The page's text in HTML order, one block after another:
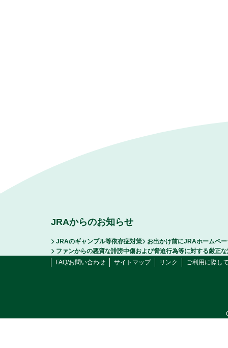
JRAからのお知らせ
JRAのギャンブル等依存症対策
お出かけ前にJRAホームペ
ファンからの悪質な誹謗中傷および脅迫行為等に対する厳正
FAQ/お問い合わせ
サイトマップ リンク ご利用に際し